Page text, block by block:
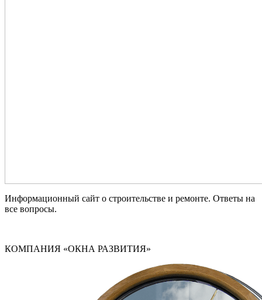
Информационный сайт о строительстве и ремонте. Ответы на
все вопросы.
КОМПАНИЯ «ОКНА РАЗВИТИЯ»